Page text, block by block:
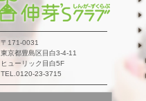
〒171-0031
東京都豊島区目白3-4-11
ヒューリック目白5F
TEL.0120-23-3715